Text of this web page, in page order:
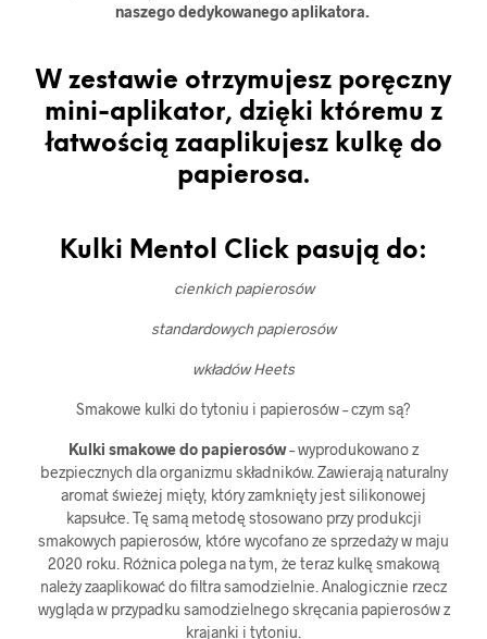
naszego dedykowanego aplikatora.
W zestawie otrzymujesz poręczny
mini-aplikator, dzięki któremu z
łatwością zaaplikujesz kulkę do
papierosa.
Kulki Mentol Click pasują do:
cienkich papierosów
standardowych papierosów
wkładów Heets
Smakowe kulki do tytoniu i papierosów – czym są?
Kulki smakowe do papierosów– wyprodukowano z
bezpiecznych dla organizmu składników. Zawierają naturalny
aromat świeżej mięty, który zamknięty jest silikonowej
kapsułce. Tę samą metodę stosowano przy produkcji
smakowych papierosów, które wycofano ze sprzedaży w maju
2020 roku. Różnica polega na tym, że teraz kulkę smakową
należy zaaplikować do filtra samodzielnie. Analogicznie rzecz
wygląda w przypadku samodzielnego skręcania papierosów z
krajanki i tytoniu.